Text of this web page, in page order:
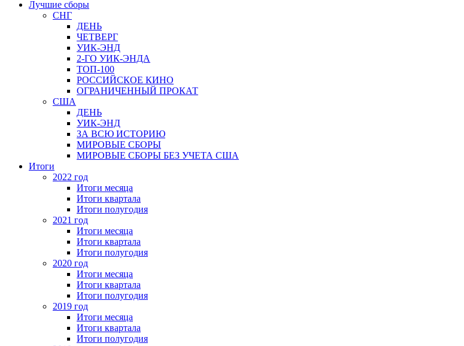
Лучшие сборы
СНГ
ДЕНЬ
ЧЕТВЕРГ
УИК-ЭНД
2-ГО УИК-ЭНДА
ТОП-100
РОССИЙСКОЕ КИНО
ОГРАНИЧЕННЫЙ ПРОКАТ
США
ДЕНЬ
УИК-ЭНД
ЗА ВСЮ ИСТОРИЮ
МИРОВЫЕ СБОРЫ
МИРОВЫЕ СБОРЫ БЕЗ УЧЕТА США
Итоги
2022 год
Итоги месяца
Итоги квартала
Итоги полугодия
2021 год
Итоги месяца
Итоги квартала
Итоги полугодия
2020 год
Итоги месяца
Итоги квартала
Итоги полугодия
2019 год
Итоги месяца
Итоги квартала
Итоги полугодия